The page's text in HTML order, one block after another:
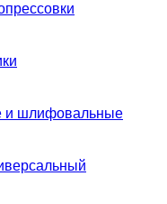
и шлифовальные